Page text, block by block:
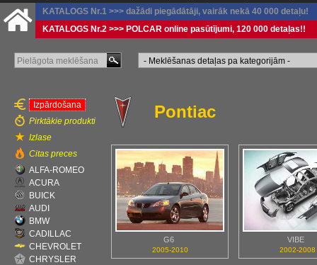
KATALOGS Nr.1 >>> dažādi piegādātāji, vairāk nekā 40 000 detaļu!
KATALOGS Nr.2 >>> POLCAR online pasūtījumi, 120 000 detaļas!!
Izpārdošana
Pirktākie produkti
Izlase
Citas preces
ALFA-ROMEO
ACURA
BUICK
AUDI
BMW
CADILLAC
CHEVROLET
CHRYSLER
Pontiac
G6
2005-2010
VIBE
2002-2008